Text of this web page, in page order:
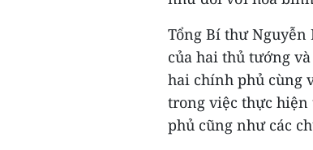
Tổng Bí thư Nguyễn
của hai thủ tướng
hai chính phủ cùng
trong việc thực hiện
phủ cũng như các